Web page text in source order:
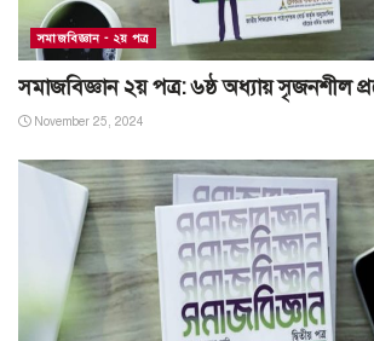
সমাজবিজ্ঞান - ২য় পত্র
সমাজবিজ্ঞান ২য় পত্র: ৬ষ্ঠ অধ্যায় সৃজনশীল
November 25, 2024